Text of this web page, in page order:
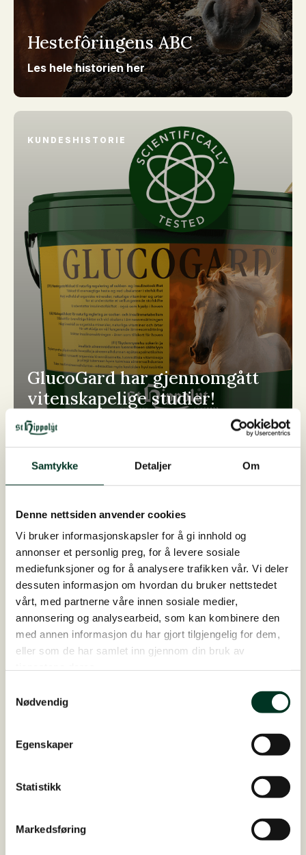
Samtykke Detaljer Om
Denne nettsiden anvender cookies
Vi bruker informasjonskapsler for å gi innhold og
annonser et personlig preg, for å levere sosiale
mediefunksjoner og for å analysere trafikken vår. Vi deler
dessuten informasjon om hvordan du bruker nettstedet
vårt, med partnerne våre innen sosiale medier,
annonsering og analysearbeid, som kan kombinere den
med annen informasjon du har gjort tilgjengelig for dem,
eller som de har samlet inn gjennom din bruk av
Nødvendig
Egenskaper
Statistikk
Markedsføring
Hestefôringens ABC
Les hele historien her
KUNDESHISTORIE
GlucoGard har gjennomgått
vitenskapelige studier!
Les hele historien her
Alt om omega-3 fettsyrer til
hester!
Les hele historien her